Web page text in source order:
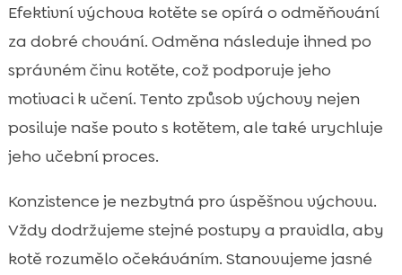
Efektivní výchova kotěte se opírá o odměňování
za dobré chování. Odměna následuje ihned po
správném činu kotěte, což podporuje jeho
motivaci k učení. Tento způsob výchovy nejen
posiluje naše pouto s kotětem, ale také urychluje
jeho učební proces.
Konzistence je nezbytná pro úspěšnou výchovu.
Vždy dodržujeme stejné postupy a pravidla, aby
kotě rozumělo očekáváním. Stanovujeme jasné